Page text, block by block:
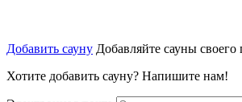
Добавить сауну Добавляйте сауны своего
Хотите добавить сауну? Напишите нам!